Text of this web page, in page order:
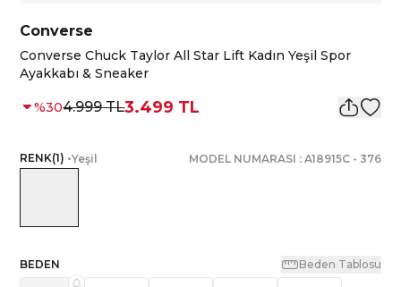
Converse
Converse Chuck Taylor All Star Lift Kadın Yeşil Spor
Ayakkabı & Sneaker
%304.999 TL3.499 TL
RENK(1) •Yeşil MODEL NUMARASI : A18915C- 376
BEDEN Beden Tablosu